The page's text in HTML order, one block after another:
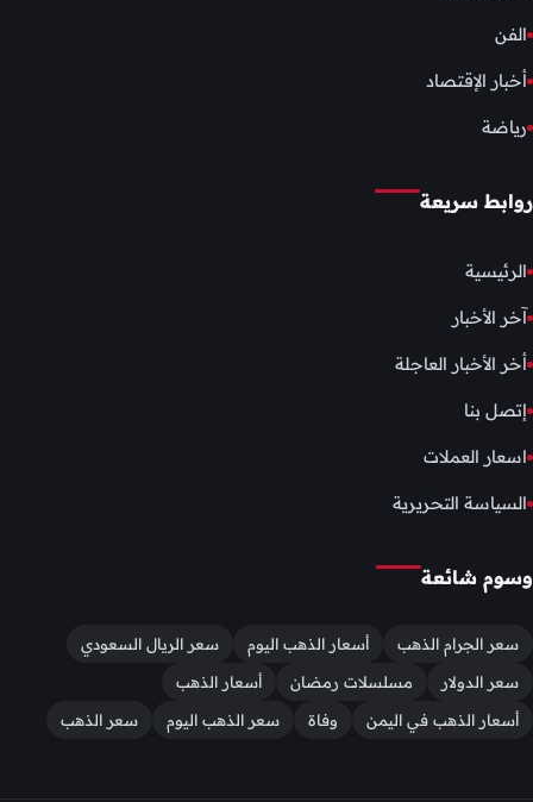
الفن
أخبار الإقتصاد
رياضة
روابط سريعة
الرئيسية
آخر الأخبار
أخر الأخبار العاجلة
إتصل بنا
اسعار العملات
السياسة التحريرية
وسوم شائعة
سعر الجرام الذهب أسعار الذهب اليوم
سعر الريال السعودي
سعر الدولار
مسلسلات رمضان
أسعار الذهب
أسعار الذهب في اليمن
وفاة سعر الذهب اليوم سعر الذهب